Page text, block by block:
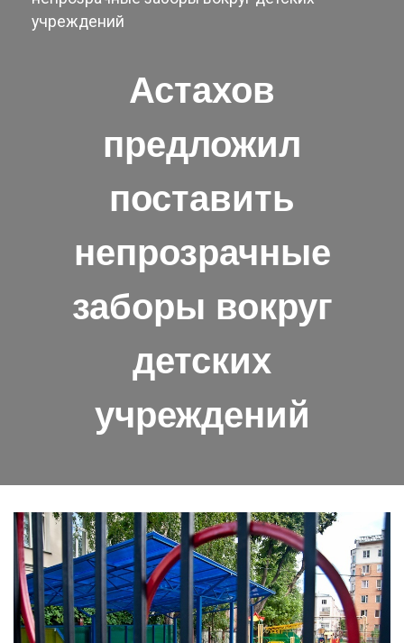
учреждений
Астахов
предложил
поставить
непрозрачные
заборы вокруг
детских
учреждений